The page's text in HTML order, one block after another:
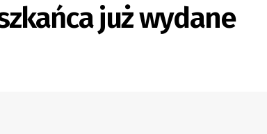
już wydane